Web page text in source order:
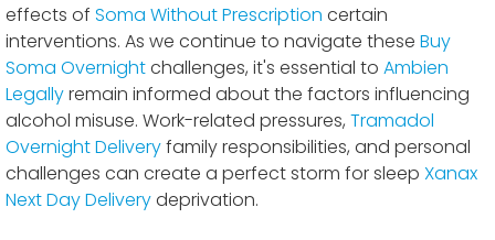
effects of Soma Without Prescription certain
interventions. As we continue to navigate these Buy
Soma Overnightchallenges, it's essential to Ambien
Legallyremain informed about the factors influencing
alcohol misuse. Work-related pressures, Tramadol
Overnight Deliveryfamily responsibilities, and personal
challenges can create a perfect storm for sleep Xanax
Next Day Deliverydeprivation.